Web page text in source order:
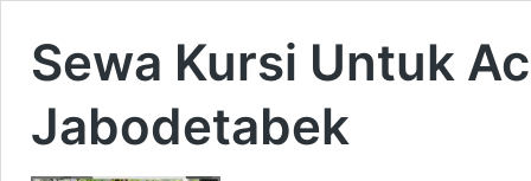
Sewa Kursi Untuk
Jabodetabek